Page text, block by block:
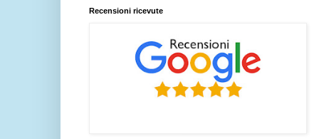
Recensioni ricevute